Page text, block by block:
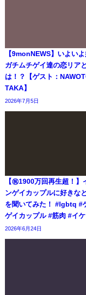
【9monNEWS】いよい
ガチムチゲイ達の恋リアと
は！？【ゲスト：
TAKA】
2026年7月5日
【㊗️1900万回再生超！】
ンゲイカップルに好きな
を聞いてみた！ #lgbtq #
ゲイカップル #筋肉 #イ
2026年6月24日